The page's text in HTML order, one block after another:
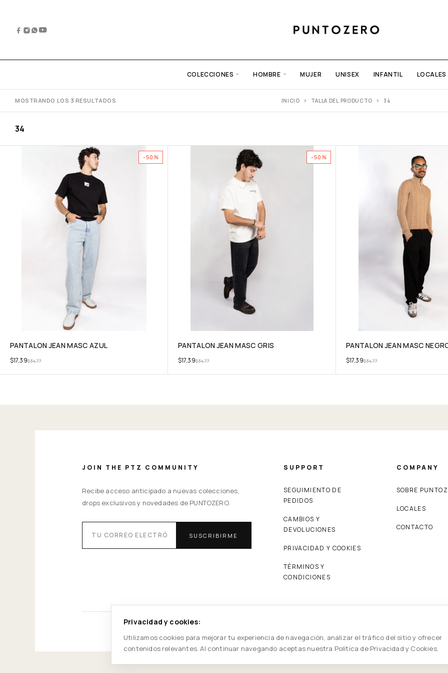
COLECCIONES HOMBRE MUJER UNISEX INFANTIL LOCALES
MOSTRANDO LOS 3 RESULTADOS INICIO TALLA DEL PRODUCTO 34
34
-50%
PANTALON JEAN MASC AZUL
$34,77
$17,39
-50%
PANTALON JEAN MASC GRIS
$34,77
$17,39
PANTALON JEAN MASC
$34,77
$17,39
JOIN THE PTZ COMMUNITY
Recibe acceso anticipado a nuevas colecciones,
drops exclusivos y novedades de PUNTOZERO.
SUSCRIBIRME
SUPPORT
SEGUIMIENTO DE
PEDIDOS
CAMBIOS Y
DEVOLUCIONES
PRIVACIDAD Y COOKIES
TÉRMINOS Y
CONDICIONES
COMPANY
SOBRE
LOCALES
CONTACTO
Privacidad y cookies:
Utilizamos cookies para mejorar tu experiencia de navegación, analizar el tráfico del sitio y ofrecer
contenidos relevantes. Al continuar navegando aceptas nuestra Política de Privacidad y Cookies.